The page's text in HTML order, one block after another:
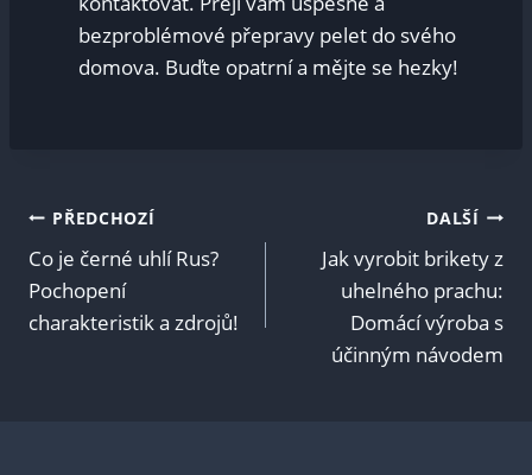
bezproblémové přepravy pelet do svého
domova. Buďte opatrní a mějte se hezky!
Navigace
pro
příspěvek
PŘEDCHOZÍ
Co je černé uhlí Rus?
Pochopení
charakteristik a zdrojů!
DALŠÍ
Jak vyrobit brikety z
uhelného prachu:
Domácí výroba s
účinným návodem